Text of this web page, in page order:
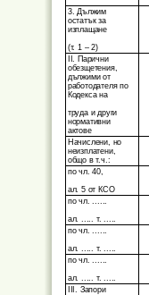
3. Дължим
остатък за
изплащане
(т. 1 – 2)
ІІ. Парични
обезщетения,
дължими от
работодателя по
Кодекса на
труда и други
нормативни
актове
Начислени, но
неизплатени,
общо в т.ч.:
по чл. 40,
ал. 5 от КСО
по чл. ......
ал. ..... т. .....
по чл. ......
ал. ..... т. .....
по чл. ......
ал. ..... т. .....
ІІІ. Запори